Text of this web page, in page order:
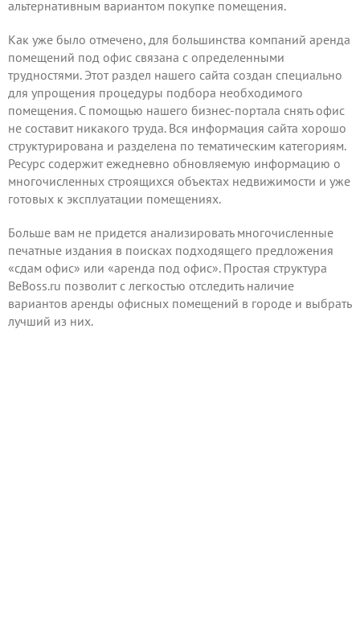
альтернативным вариантом покупке помещения.
Как уже было отмечено, для большинства компаний аренда
помещений под офис связана с определенными
трудностями. Этот раздел нашего сайта создан специально
для упрощения процедуры подбора необходимого
помещения. С помощью нашего бизнес-портала снять офис
не составит никакого труда. Вся информация сайта хорошо
структурирована и разделена по тематическим категориям.
Ресурс содержит ежедневно обновляемую информацию о
многочисленных строящихся объектах недвижимости и уже
готовых к эксплуатации помещениях.
Больше вам не придется анализировать многочисленные
печатные издания в поисках подходящего предложения
«сдам офис» или «аренда под офис». Простая структура
BeBoss.ru позволит с легкостью отследить наличие
вариантов аренды офисных помещений в городе и выбрать
лучший из них.